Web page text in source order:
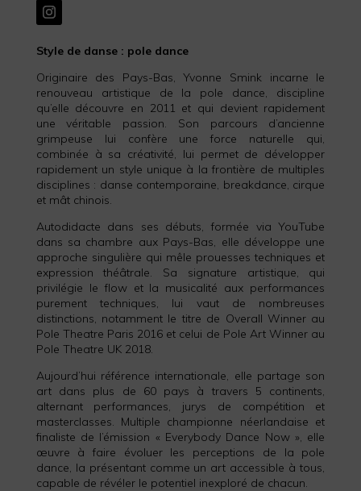
Style de danse : pole dance
Originaire des Pays-Bas, Yvonne Smink incarne le
renouveau artistique de la pole dance, discipline
qu’elle découvre en 2011 et qui devient rapidement
une véritable passion. Son parcours d’ancienne
grimpeuse lui confère une force naturelle qui,
combinée à sa créativité, lui permet de développer
rapidement un style unique à la frontière de multiples
disciplines : danse contemporaine, breakdance, cirque
et mât chinois.
Autodidacte dans ses débuts, formée via YouTube
dans sa chambre aux Pays-Bas, elle développe une
approche singulière qui mêle prouesses techniques et
expression théâtrale. Sa signature artistique, qui
privilégie le flow et la musicalité aux performances
purement techniques, lui vaut de nombreuses
distinctions, notamment le titre de Overall Winner au
Pole Theatre Paris 2016 et celui de Pole Art Winner au
Pole Theatre UK 2018.
Aujourd’hui référence internationale, elle partage son
art dans plus de 60 pays à travers 5 continents,
alternant performances, jurys de compétition et
masterclasses. Multiple championne néerlandaise et
finaliste de l’émission « Everybody Dance Now », elle
œuvre à faire évoluer les perceptions de la pole
dance, la présentant comme un art accessible à tous,
capable de révéler le potentiel inexploré de chacun.